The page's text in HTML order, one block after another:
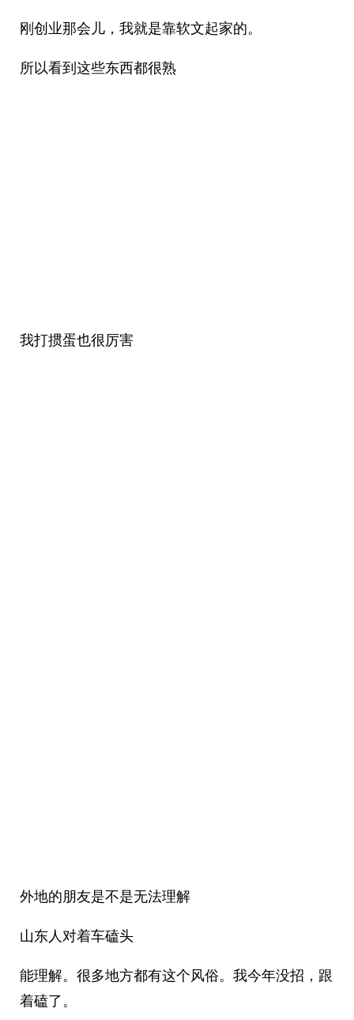
刚创业那会儿，我就是靠软文起家的。
所以看到这些东西都很熟
我打掼蛋也很厉害
外地的朋友是不是无法理解
山东人对着车磕头
能理解。很多地方都有这个风俗。我今年没招，跟
着磕了。